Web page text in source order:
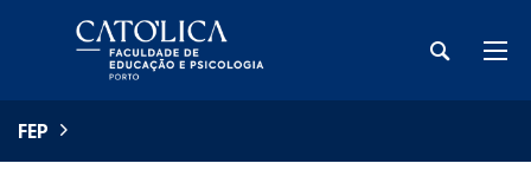
FEP